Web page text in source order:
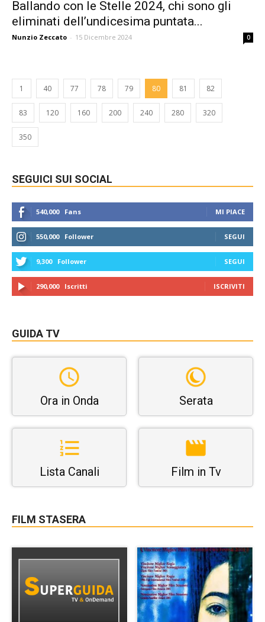
Ballando con le Stelle 2024, chi sono gli
eliminati dell’undicesima puntata...
Nunzio Zeccato - 15 Dicembre 2024 0
1 40 77 78 79 80 81 82
83 120 160 200 240 280 320
350
SEGUICI SUI SOCIAL
540,000 Fans MI PIACE
550,000 Follower SEGUI
9,300 Follower SEGUI
290,000 Iscritti ISCRIVITI
GUIDA TV
Ora in Onda Serata
Lista Canali Film in Tv
FILM STASERA